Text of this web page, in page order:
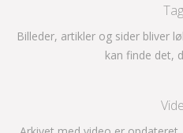
Billeder, artikler og sider bliver
kan finde det,